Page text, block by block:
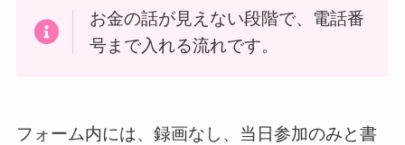
お金の話が見えない段階で、電話番
号まで入れる流れです。
フォーム内には、録画なし、当日参加のみと書